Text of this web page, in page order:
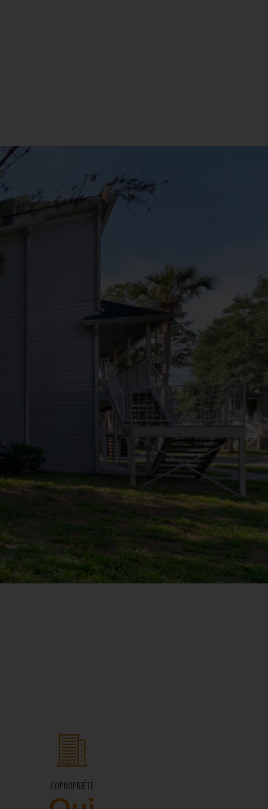
COPROPRIÉTÉ